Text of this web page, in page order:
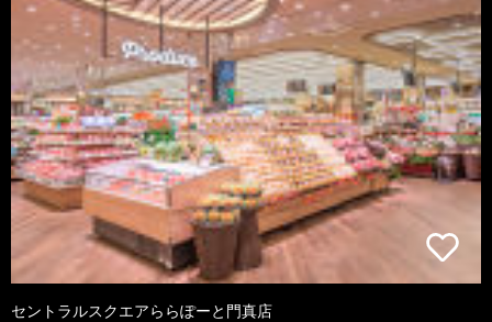
セントラルスクエアららぽーと門真店